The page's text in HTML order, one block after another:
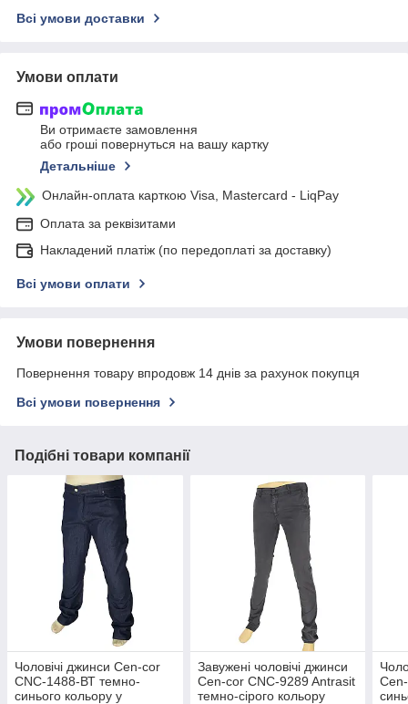
Всі умови доставки
Умови оплати
Ви отримаєте замовлення
або гроші повернуться на вашу картку
Детальніше
Онлайн-оплата карткою Visa, Mastercard - LiqPay
Оплата за реквізитами
Накладений платіж (по передоплаті за доставку)
Всі умови оплати
Умови повернення
Повернення товару впродовж 14 днів за рахунок покупця
Всі умови повернення
Подібні товари компанії
Чоловічі джинси Cen-cor
CNC-1488-ВТ темно-
синього кольору у
Завужені чоловічі джинси
Cen-cor CNC-9289 Antrasit
темно-сірого кольору